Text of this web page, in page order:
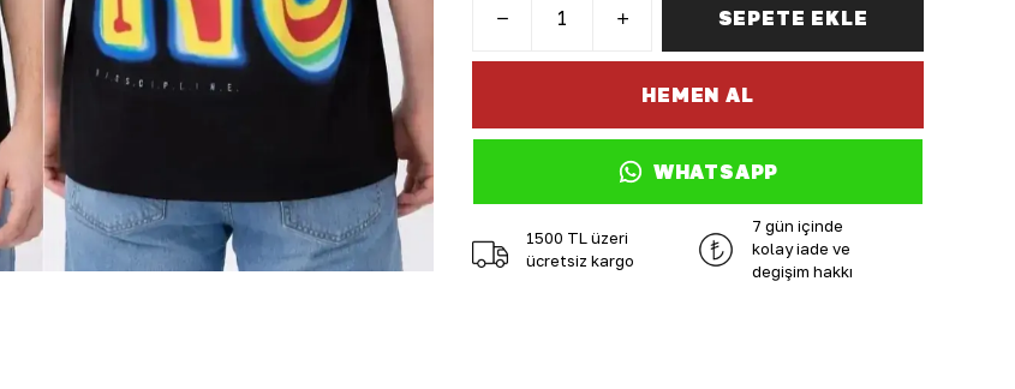
SEPETE EKLE
HEMEN AL
WHATSAPP
1500 TL üzeri
ücretsiz kargo
7 gün içinde
kolay iade ve
değişim hakkı